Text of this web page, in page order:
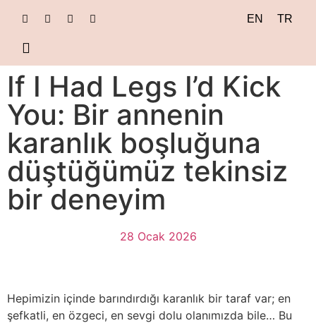
EN TR
If I Had Legs I’d Kick
You: Bir annenin
karanlık boşluğuna
düştüğümüz tekinsiz
bir deneyim
28 Ocak 2026
Hepimizin içinde barındırdığı karanlık bir taraf var; en
şefkatli, en özgeci, en sevgi dolu olanımızda bile… Bu